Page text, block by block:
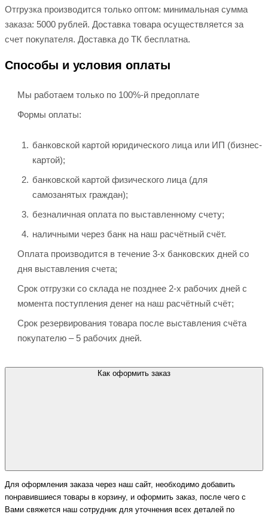
Отгрузка производится только оптом: минимальная сумма
заказа: 5000 рублей. Доставка товара осуществляется за
счет покупателя. Доставка до ТК бесплатна.
Способы и условия оплаты
Мы работаем только по 100%-й предоплате
Формы оплаты:
банковской картой юридического лица или ИП (бизнес-
картой);
банковской картой физического лица (для
самозанятых граждан);
безналичная оплата по выставленному счету;
наличными через банк на наш расчётный счёт.
Оплата производится в течение 3-х банковских дней со
дня выставления счета;
Срок отгрузки со склада не позднее 2-х рабочих дней с
момента поступления денег на наш расчётный счёт;
Срок резервирования товара после выставления счёта
покупателю – 5 рабочих дней.
Как оформить заказ
Для оформления заказа через наш сайт, необходимо добавить
понравившиеся товары в корзину, и оформить заказ, после чего с
Вами свяжется наш сотрудник для уточнения всех деталей по